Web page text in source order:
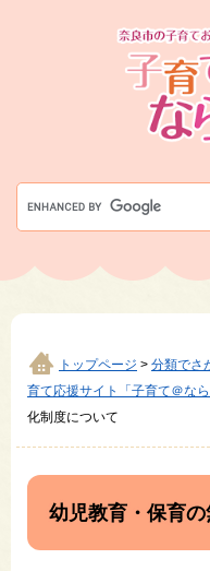
o
l
カ
検
索
トップページ > 分類でさ
育て応援サイト「子育て＠なら
化制度について
幼児教育・保育